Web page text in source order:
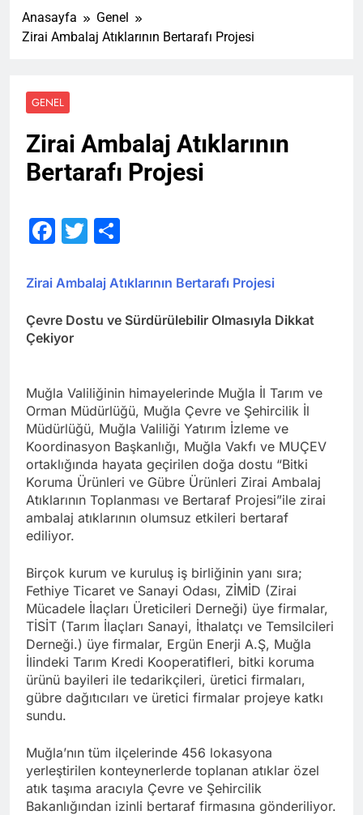
Anasayfa
Genel
Zirai Ambalaj Atıklarının Bertarafı Projesi
GENEL
Zirai Ambalaj Atıklarının
Bertarafı Projesi
Facebook
Twitter
Zirai Ambalaj Atıklarının Bertarafı Projesi
Çevre Dostu ve Sürdürülebilir Olmasıyla Dikkat
Çekiyor
Muğla Valiliğinin himayelerinde Muğla İl Tarım ve
Orman Müdürlüğü, Muğla Çevre ve Şehircilik İl
Müdürlüğü, Muğla Valiliği Yatırım İzleme ve
Koordinasyon Başkanlığı, Muğla Vakfı ve MUÇEV
ortaklığında hayata geçirilen doğa dostu “Bitki
Koruma Ürünleri ve Gübre Ürünleri Zirai Ambalaj
Atıklarının Toplanması ve Bertaraf Projesi”ile zirai
ambalaj atıklarının olumsuz etkileri bertaraf
ediliyor.
Birçok kurum ve kuruluş iş birliğinin yanı sıra;
Fethiye Ticaret ve Sanayi Odası, ZİMİD (Zirai
Mücadele İlaçları Üreticileri Derneği) üye firmalar,
TİSİT (Tarım İlaçları Sanayi, İthalatçı ve Temsilcileri
Derneği.) üye firmalar, Ergün Enerji A.Ş, Muğla
İlindeki Tarım Kredi Kooperatifleri, bitki koruma
ürünü bayileri ile tedarikçileri, üretici firmaları,
gübre dağıtıcıları ve üretici firmalar projeye katkı
sundu.
Muğla’nın tüm ilçelerinde 456 lokasyona
yerleştirilen konteynerlerde toplanan atıklar özel
atık taşıma aracıyla Çevre ve Şehircilik
Bakanlığından izinli bertaraf firmasına gönderiliyor.